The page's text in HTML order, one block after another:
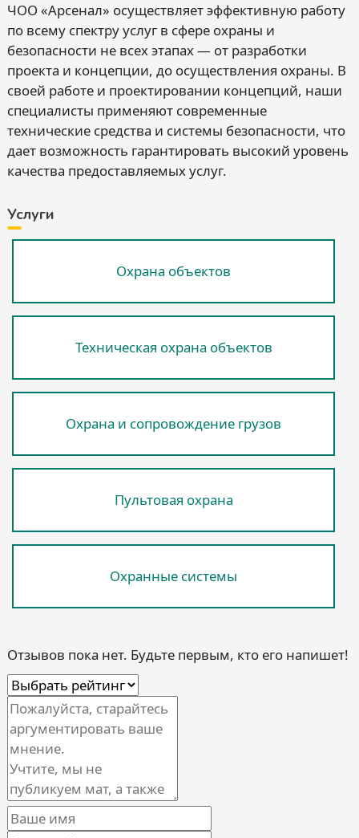
ЧОО «Арсенал» осуществляет эффективную работу
по всему спектру услуг в сфере охраны и
безопасности не всех этапах — от разработки
проекта и концепции, до осуществления охраны. В
своей работе и проектировании концепций, наши
специалисты применяют современные
технические средства и системы безопасности, что
дает возможность гарантировать высокий уровень
качества предоставляемых услуг.
Услуги
Охрана объектов
Техническая охрана объектов
Охрана и сопровождение грузов
Пультовая охрана
Охранные системы
Отзывов пока нет. Будьте первым, кто его напишет!